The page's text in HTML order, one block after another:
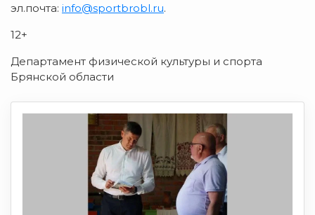
эл.почта: info@sportbrobl.ru.
12+
Департамент физической культуры и спорта
Брянской области